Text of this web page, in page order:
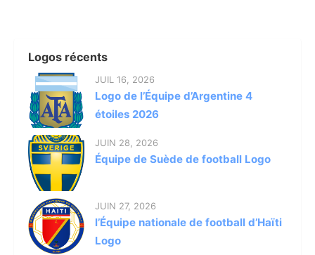
Logos récents
JUIL 16, 2026
Logo de l’Équipe d’Argentine 4
étoiles 2026
JUIN 28, 2026
Équipe de Suède de football Logo
JUIN 27, 2026
l’Équipe nationale de football d’Haïti
Logo